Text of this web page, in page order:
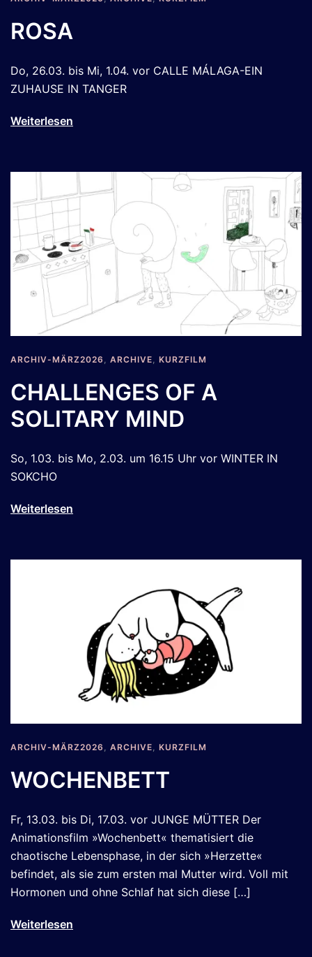
ROSA
Do, 26.03. bis Mi, 1.04. vor CALLE MÁLAGA-EIN
ZUHAUSE IN TANGER
Weiterlesen
ARCHIV-MÄRZ2026 ARCHIVE KURZFILM
CHALLENGES OF A
SOLITARY MIND
So, 1.03. bis Mo, 2.03. um 16.15 Uhr vor WINTER IN
SOKCHO
Weiterlesen
ARCHIV-MÄRZ2026 ARCHIVE KURZFILM
WOCHENBETT
Fr, 13.03. bis Di, 17.03. vor JUNGE MÜTTER Der
Animationsfilm »Wochenbett« thematisiert die
chaotische Lebensphase, in der sich »Herzette«
befindet, als sie zum ersten mal Mutter wird. Voll mit
Hormonen und ohne Schlaf hat sich diese […]
Weiterlesen